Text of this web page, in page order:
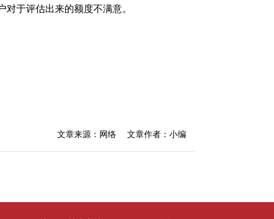
于评估出来的额度不满意。
文章来源：网络 文章作者：小编